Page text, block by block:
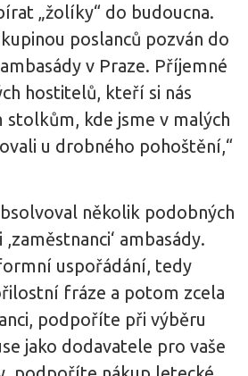
„žolíky“ do budoucna.
poslanců pozván do
v Praze. Příjemné
hostitelů, kteří si nás
kde jsme v malých
u drobného pohoštění,“
několik podobných
ambasády.
uspořádání, tedy
fráze a potom zcela
podpoříte při výběru
jako dodavatele pro vaše